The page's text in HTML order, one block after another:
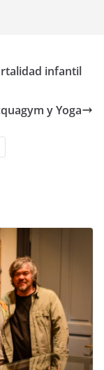
infantil
y Yoga